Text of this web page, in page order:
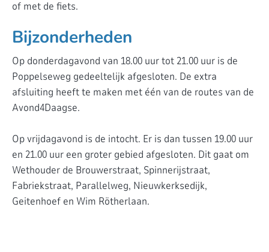
of met de fiets.
Bijzonderheden
Op donderdagavond van 18.00 uur tot 21.00 uur is de
Poppelseweg gedeeltelijk afgesloten. De extra
afsluiting heeft te maken met één van de routes van de
Avond4Daagse.
Op vrijdagavond is de intocht. Er is dan tussen 19.00 uur
en 21.00 uur een groter gebied afgesloten. Dit gaat om
Wethouder de Brouwerstraat, Spinnerijstraat,
Fabriekstraat, Parallelweg, Nieuwkerksedijk,
Geitenhoef en Wim Rötherlaan.